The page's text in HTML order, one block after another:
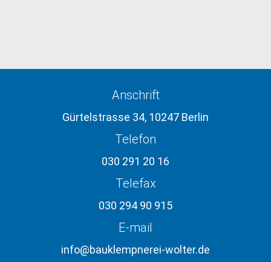
Anschrift
Gürtelstrasse 34, 10247 Berlin
Telefon
030 291 20 16
Telefax
030 294 90 915
E-mail
info@bauklempnerei-wolter.de